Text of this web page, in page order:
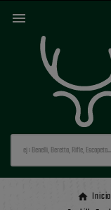

Inicio